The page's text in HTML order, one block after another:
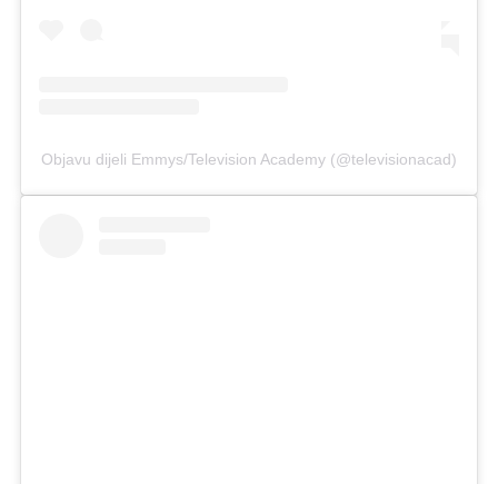
Objavu dijeli Emmys/Television Academy (@televisionacad)